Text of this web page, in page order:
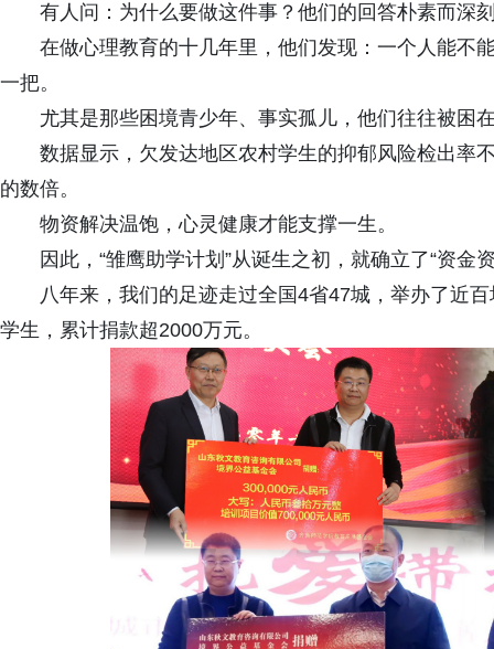
有人问：为什么要做这件事？他们的回答朴素而深
在做心理教育的十几年里，他们发现：一个人能不
一把。
尤其是那些困境青少年、事实孤儿，他们往往被困
数据显示，欠发达地区农村学生的抑郁风险检出率
的数倍。
物资解决温饱，心灵健康才能支撑一生。
因此，“雏鹰助学计划”从诞生之初，就确立了“资金
八年来，我们的足迹走过全国4省47城，举办了近
学生，累计捐款超2000万元。